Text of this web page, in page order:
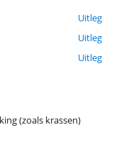
Uitleg
Uitleg
Uitleg
(zoals krassen)